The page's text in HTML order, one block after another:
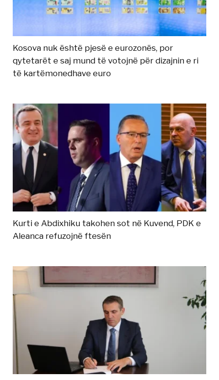
Kosova nuk është pjesë e eurozonës, por
qytetarët e saj mund të votojnë për dizajnin e ri
të kartëmonedhave euro
Kurti e Abdixhiku takohen sot në Kuvend, PDK e
Aleanca refuzojnë ftesën